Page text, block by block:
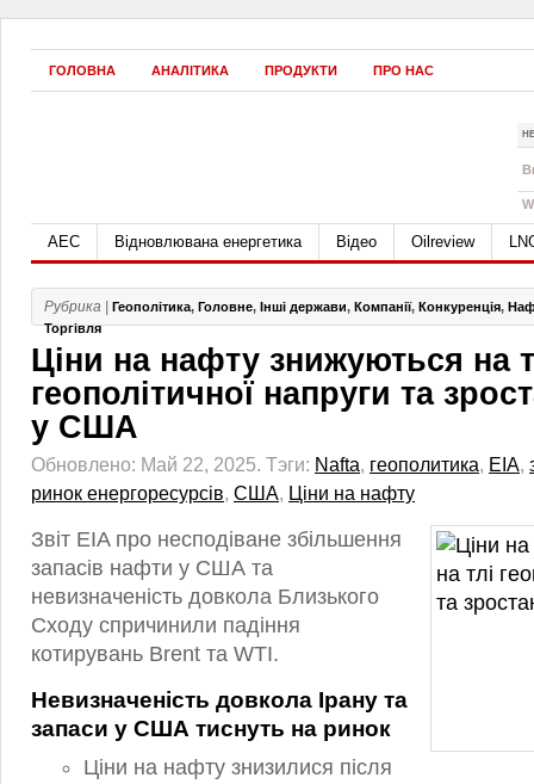
ГОЛОВНА АНАЛІТИКА ПРОДУКТИ ПРО НАС
АЕС Відновлювана енергетика Відео Oilreview
Рубрика | Геополітика, Головне, Інші держави, Компанії, Конкуренція,
Торгівля
Ціни на нафту знижуються на
геополітичної напруги та
у США
Обновлено: Май 22, 2025. Тэги: Nafta, геополитика, ЕІА,
ринок енергоресурсів, США, Ціни на нафту
Звіт EIA про несподіване збільшення
запасів нафти у США та
невизначеність довкола Близького
Сходу спричинили падіння
котирувань Brent та WTI.
Невизначеність довкола Ірану та
запаси у США тиснуть на ринок
Ціни на нафту знизилися після